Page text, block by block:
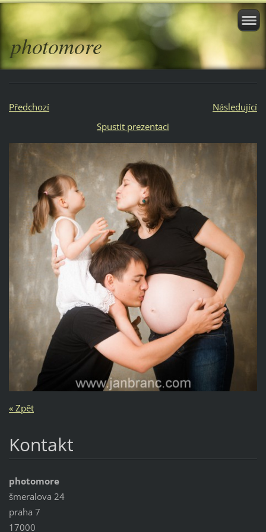
photomore
Předchozí
Následující
Spustit prezentaci
« Zpět
Kontakt
photomore
šmeralova 24
praha 7
17000